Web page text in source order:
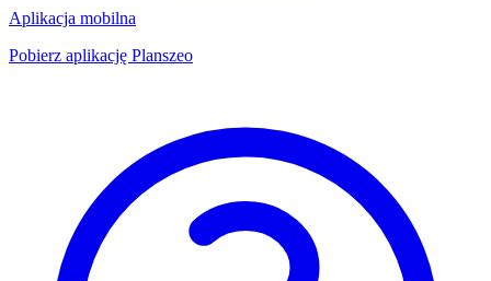
Aplikacja mobilna
Pobierz aplikację Planszeo